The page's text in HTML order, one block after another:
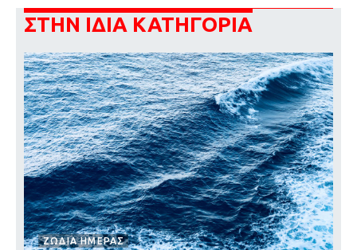
ΣΤΗΝ ΙΔΙΑ ΚΑΤΗΓΟΡΙΑ
ΖΩΔΙΑ ΗΜΕΡΑΣ